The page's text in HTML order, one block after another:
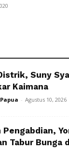
Suny
Kaimana
- Agustus 10, 2026
Pengabdian,
Tabur Bunga